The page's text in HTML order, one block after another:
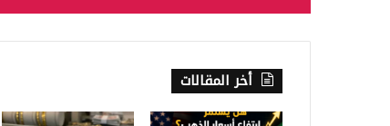
أخر المقالات